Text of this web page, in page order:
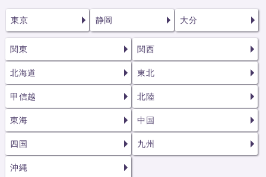
東京 静岡 大分
関東 関西
北海道 東北
甲信越 北陸
東海 中国
四国 九州
沖縄